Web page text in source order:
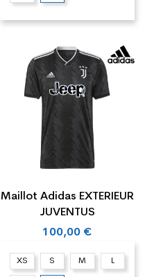
Maillot Adidas EXTERIEUR
JUVENTUS
100,00 €
XS S M L